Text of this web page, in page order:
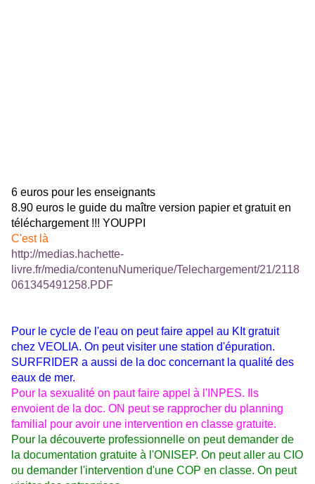
6 euros pour les enseignants
8.90 euros le guide du maître version papier et gratuit en
téléchargement !!! YOUPPI
C'est là
http://medias.hachette-
livre.fr/media/contenuNumerique/Telechargement/21/2118
061345491258.PDF
Pour le cycle de l'eau on peut faire appel au KIt gratuit
chez VEOLIA. On peut visiter une station d'épuration.
SURFRIDER a aussi de la doc concernant la qualité des
eaux de mer.
Pour la sexualité on paut faire appel à l'INPES. Ils
envoient de la doc. ON peut se rapprocher du planning
familial pour avoir une intervention en classe gratuite.
Pour la découverte professionnelle on peut demander de
la documentation gratuite à l'ONISEP. On peut aller au CIO
ou demander l'intervention d'une COP en classe. On peut